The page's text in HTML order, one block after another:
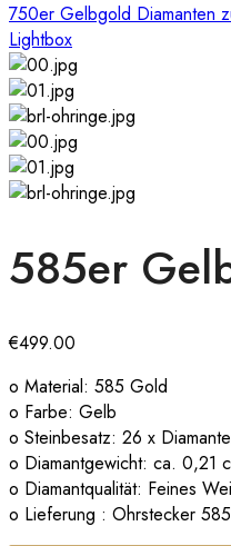
750er Gelbgold Diamanten
Lightbox
585er
€499.00
o Material: 585 Gold
o Farbe: Gelb
o Steinbesatz: 26 x
o Diamantgewicht: ca. 0,21
o Diamantqualität: Feines
o Lieferung : Ohrstecker